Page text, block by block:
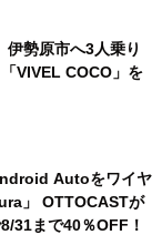
伊勢原市へ3人乗り
VIVEL COCO」を
Autoをワイヤ
」 OTTOCASTが
31まで40％OFF！